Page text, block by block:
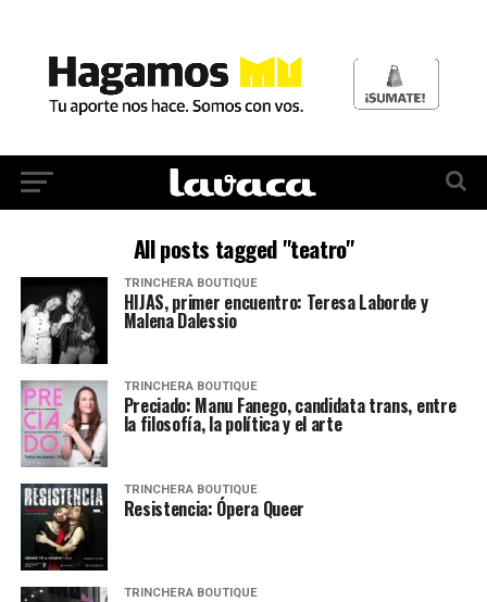
All posts tagged "teatro"
TRINCHERA BOUTIQUE
HIJAS, primer encuentro: Teresa Laborde y
Malena Dalessio
TRINCHERA BOUTIQUE
Preciado: Manu Fanego, candidata trans, entre
la filosofía, la política y el arte
TRINCHERA BOUTIQUE
Resistencia: Ópera Queer
TRINCHERA BOUTIQUE